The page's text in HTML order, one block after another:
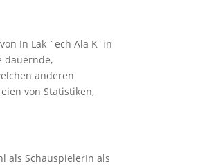
In Lak ´ech Ala K´in
dauernde,
anderen
von Statistiken,
als SchauspielerIn als